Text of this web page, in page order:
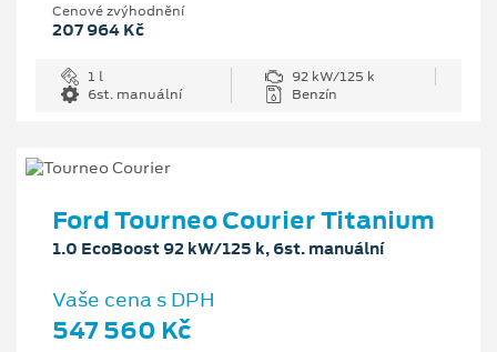
Cenové zvýhodnění
207 964 Kč
1 l
92 kW/125 k
6st. manuální
Benzín
Ford Tourneo Courier Titanium
1.0 EcoBoost 92 kW/125 k, 6st. manuální
Vaše cena s DPH
547 560 Kč